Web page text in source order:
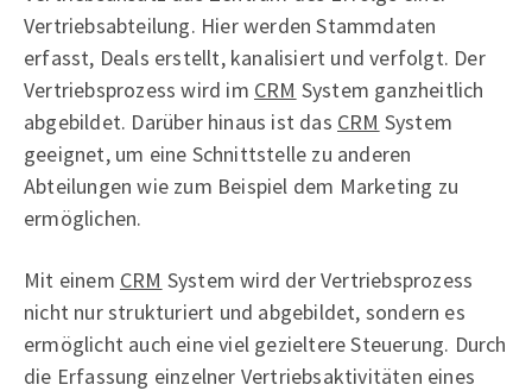
Vertriebsabteilung. Hier werden Stammdaten
erfasst, Deals erstellt, kanalisiert und verfolgt. Der
Vertriebsprozess wird im CRM System ganzheitlich
abgebildet. Darüber hinaus ist das CRM System
geeignet, um eine Schnittstelle zu anderen
Abteilungen wie zum Beispiel dem Marketing zu
ermöglichen.
Mit einem CRM System wird der Vertriebsprozess
nicht nur strukturiert und abgebildet, sondern es
ermöglicht auch eine viel gezieltere Steuerung. Durch
die Erfassung einzelner Vertriebsaktivitäten eines